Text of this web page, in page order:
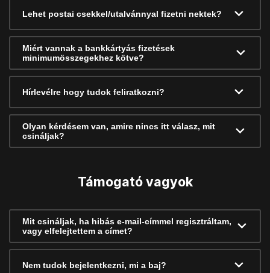
Lehet postai csekkel/utalvánnyal fizetni nektek?
Miért vannak a bankkártyás fizetések
minimumösszegekhez kötve?
Hírlevélre hogy tudok feliratkozni?
Olyan kérdésem van, amire nincs itt válasz, mit
csináljak?
Támogató vagyok
Mit csináljak, ha hibás e-mail-címmel regisztráltam,
vagy elfelejtettem a címet?
Nem tudok bejelentkezni, mi a baj?